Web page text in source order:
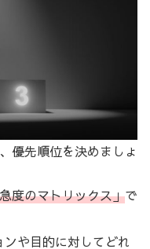
優先順位を決めましょ
度のマトリックス」で
や目的に対してどれ